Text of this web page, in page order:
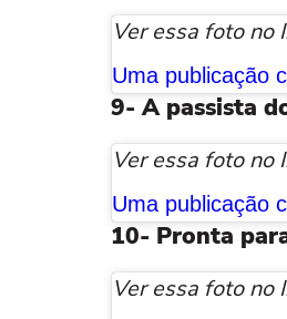
Ver essa foto no
9- A passista
Ver essa foto no
10- Pronta
Ver essa foto no